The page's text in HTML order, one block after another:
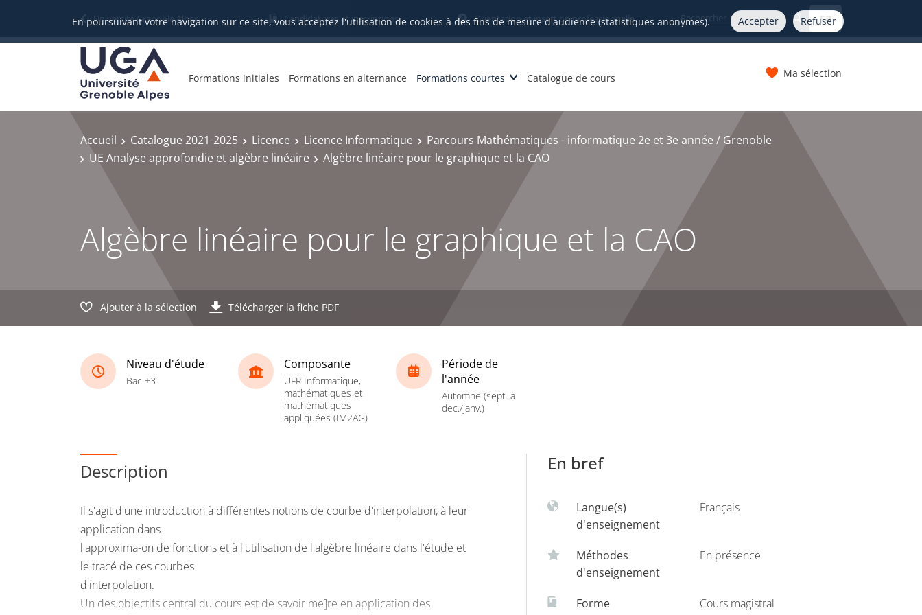
En poursuivant votre navigation sur ce site, vous acceptez l'utilisation de cookies à des fins de mesure d'audience (statistiques anonymes). Accepter Refuser
Université Grenoble Alpes Candidatures et inscriptions Orientation et insertion professionnelle FR
Formations initiales Formations en alternance Formations courtes Catalogue de cours Ma sélection
Accueil Catalogue 2021-2025 Licence Licence Informatique
Parcours Mathématiques - informatique 2e et 3e année / Grenoble
UE Analyse approfondie et algèbre linéaire
Algèbre linéaire pour le graphique et la CAO
Algèbre linéaire pour le graphique et la CAO
Ajouter à la sélection Télécharger la fiche PDF
Niveau d'étude
Bac +3
Composante
UFR Informatique,
mathématiques et
mathématiques
appliquées (IM2AG)
Période de
l'année
Automne (sept. à
dec./janv.)
Description
Il s'agit d'une introduction à différentes notions de courbe d'interpolation, à leur
application dans
l'approxima-on de fonctions et à l'utilisation de l'algèbre linéaire dans l'étude et
le tracé de ces courbes
d'interpolation.
Un des objectifs central du cours est de savoir me]re en application des
En bref
Langue(s)
d'enseignement
Français
Méthodes
d'enseignement
En présence
Forme
Cours magistral